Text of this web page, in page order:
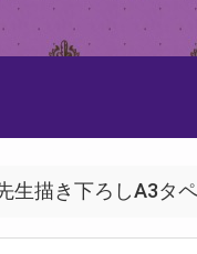
生描き下ろしA3タ